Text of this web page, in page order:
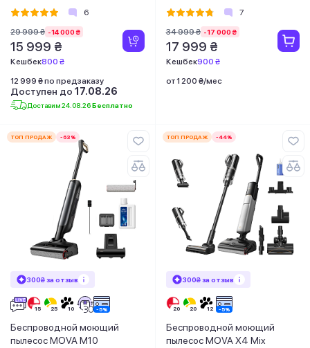
6
29 999 ₴ -14 000 ₴
15 999 ₴
Кешбек800 ₴
12 999 ₴ по предзаказу
Доступен до 17.08.26
Доставим 24.08.26Бесплатно
7
34 999 ₴ -17 000 ₴
17 999 ₴
Кешбек900 ₴
от 1 200 ₴/мес
ТОП ПРОДАЖ -63%
300₴ за отзыв
Беспроводной моющий
пылесос MOVA M10
ТОП ПРОДАЖ -44%
300₴ за отзыв
Беспроводной моющий
пылесос MOVA X4 Mix